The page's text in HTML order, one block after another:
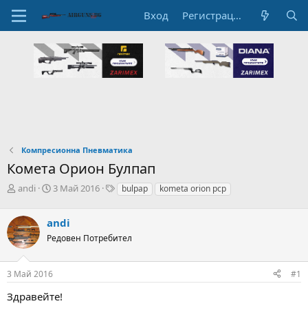
Вход Регистрация
Компресионна Пневматика
Комета Орион Булпап
А
о
р
н
а
т
е
м
andi
Н
а
л
а
Д
а
т
3 Май 2016
Tbulpap kometa orion pcp
andi
Редовен Потребител
3 Май 2016 #1
Здравейте!